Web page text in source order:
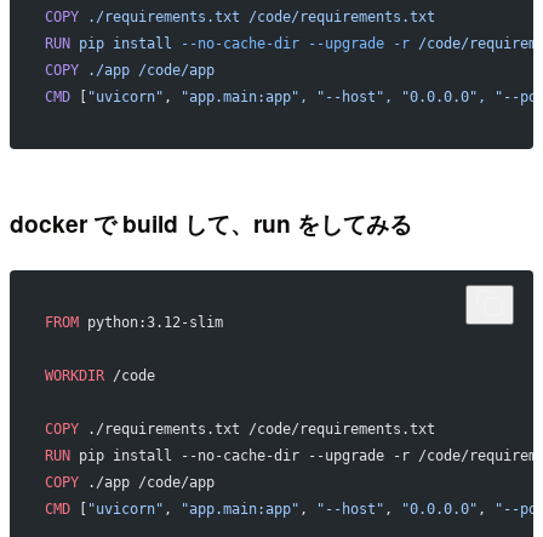
COPY ./requirements.txt /code/requirements.txt
RUN pip install --no-cache-dir --upgrade -r /code/
COPY ./app /code/app
CMD [ "uvicorn" , "app.main:app", "--host", "0.0.0.0", "--
docker で build して、run をしてみる
FROM python:3.12-slim
WORKDIR /code
COPY ./requirements.txt /code/requirements.txt
RUN pip install --no-cache-dir --upgrade -r /code/
COPY ./app /code/app
CMD [ "uvicorn" , "app.main:app" , "--host" , "0.0.0.0" , "--